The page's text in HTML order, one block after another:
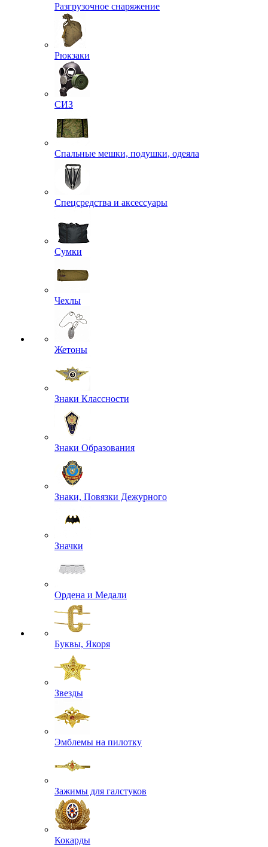
Разгрузочное снаряжение
Рюкзаки
СИЗ
Спальные мешки, подушки, одеяла
Спецсредства и аксессуары
Сумки
Чехлы
Жетоны
Знаки Классности
Знаки Образования
Знаки, Повязки Дежурного
Значки
Ордена и Медали
Буквы, Якоря
Звезды
Эмблемы на пилотку
Зажимы для галстуков
Кокарды